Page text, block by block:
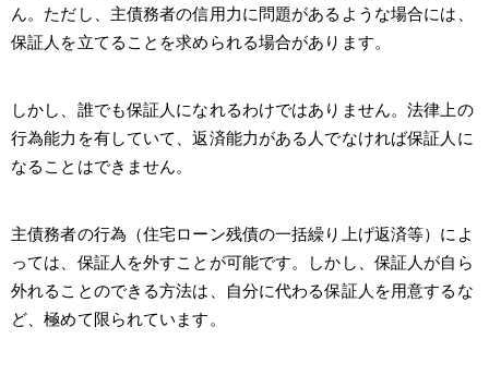
ん。ただし、主債務者の信用力に問題があるような場合には、
保証人を立てることを求められる場合があります。
しかし、誰でも保証人になれるわけではありません。法律上の
行為能力を有していて、返済能力がある人でなければ保証人に
なることはできません。
主債務者の行為（住宅ローン残債の一括繰り上げ返済等）によ
っては、保証人を外すことが可能です。しかし、保証人が自ら
外れることのできる方法は、自分に代わる保証人を用意するな
ど、極めて限られています。